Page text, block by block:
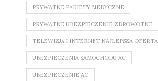
PRYWATNE PAKIETY MEDYCZNE
PRYWATNE UBEZPIECZENIE ZDROWOTNE
TELEWIZJA I INTERNET NAJLEPSZA OFERTA
UBEZPIECZENIA SAMOCHODU AC
UBEZPIECZENIE AC